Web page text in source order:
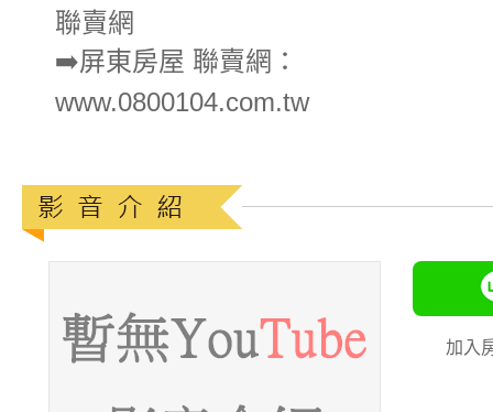
聯賣網
➡️屏東房屋 聯賣網：
www.0800104.com.tw
加入